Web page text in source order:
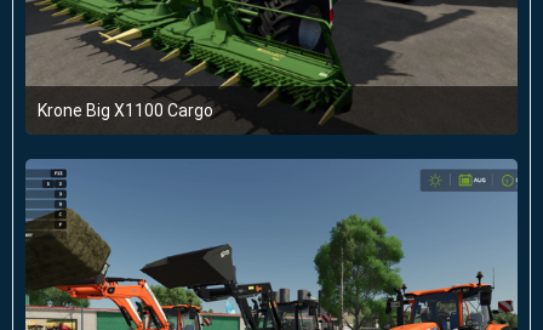
Krone Big X1100 Cargo
22. April 2025 um 20:10